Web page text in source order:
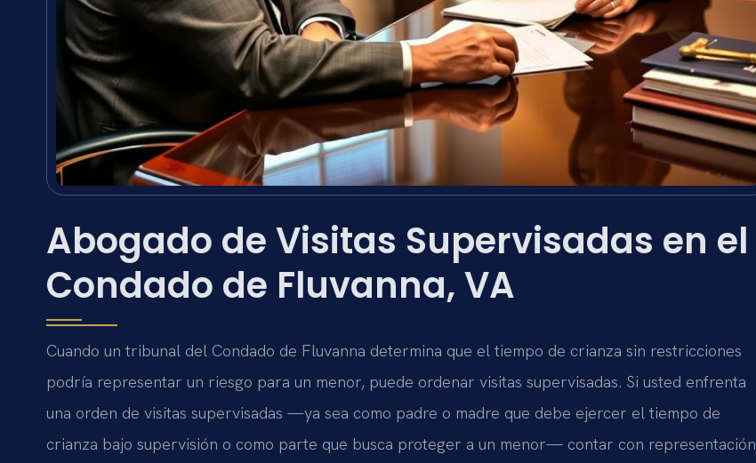
Abogado de Visitas Supervisadas en el
Condado de Fluvanna, VA
Cuando un tribunal del Condado de Fluvanna determina que el tiempo de crianza sin restricciones
podría representar un riesgo para un menor, puede ordenar visitas supervisadas. Si usted enfrenta
una orden de visitas supervisadas —ya sea como padre o madre que debe ejercer el tiempo de
crianza bajo supervisión o como parte que busca proteger a un menor— contar con representación